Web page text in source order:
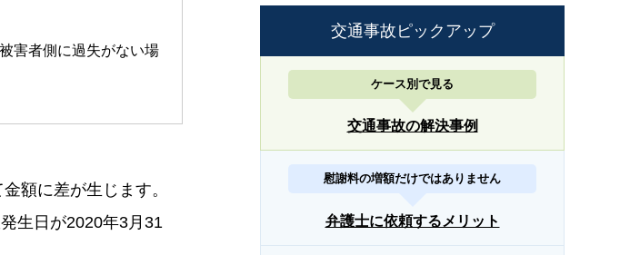
害者側に過失がない場
額に差が生じます。
生日が2020年3月31
交通事故ピックアップ
ケース別で見る
交通事故の解決事例
慰謝料の増額だけではありません
弁護士に依頼するメリット